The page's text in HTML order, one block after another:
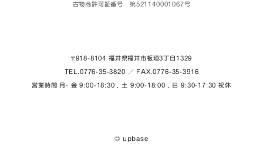
古物商許可証番号 第521140001067号
〒918-8104 福井県福井市板垣３丁目1329
TEL.0776-35-3820 ／ FAX.0776-35-3916
営業時間 月- 金 9:00-18:30 , 土 9:00-18:00 , 日 9:30-17:30 祝休
© upbase